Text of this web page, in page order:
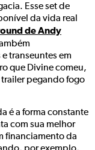
Esse set de
da vida real
de Andy
transeuntes em
que Divine comeu,
trailer pegando fogo
é a forma constante
com sua melhor
financiamento da